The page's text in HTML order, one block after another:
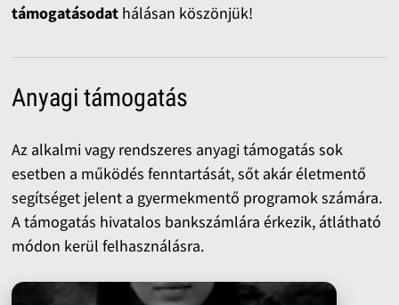
támogatásodat hálásan köszönjük!
Anyagi támogatás
Az alkalmi vagy rendszeres anyagi támogatás sok
esetben a működés fenntartását, sőt akár életmentő
segítséget jelent a gyermekmentő programok számára.
A támogatás hivatalos bankszámlára érkezik, átlátható
módon kerül felhasználásra.